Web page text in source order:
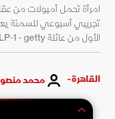
تجريبي أسبوعي للسمنة
الأول من عائلة GLP-1 - getty
القاهرة - محمد